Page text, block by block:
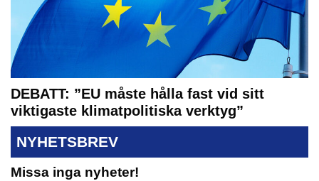
DEBATT: ”EU måste hålla fast vid sitt
viktigaste klimatpolitiska verktyg”
NYHETSBREV
Missa inga nyheter!